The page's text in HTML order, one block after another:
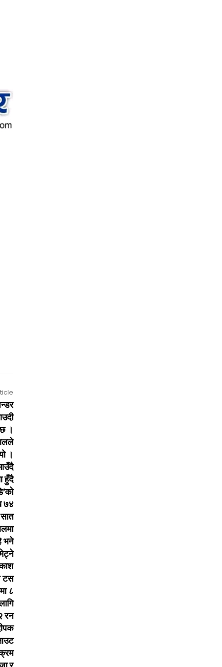
।
।
हुँदै
७४
भने
टस
८
रन